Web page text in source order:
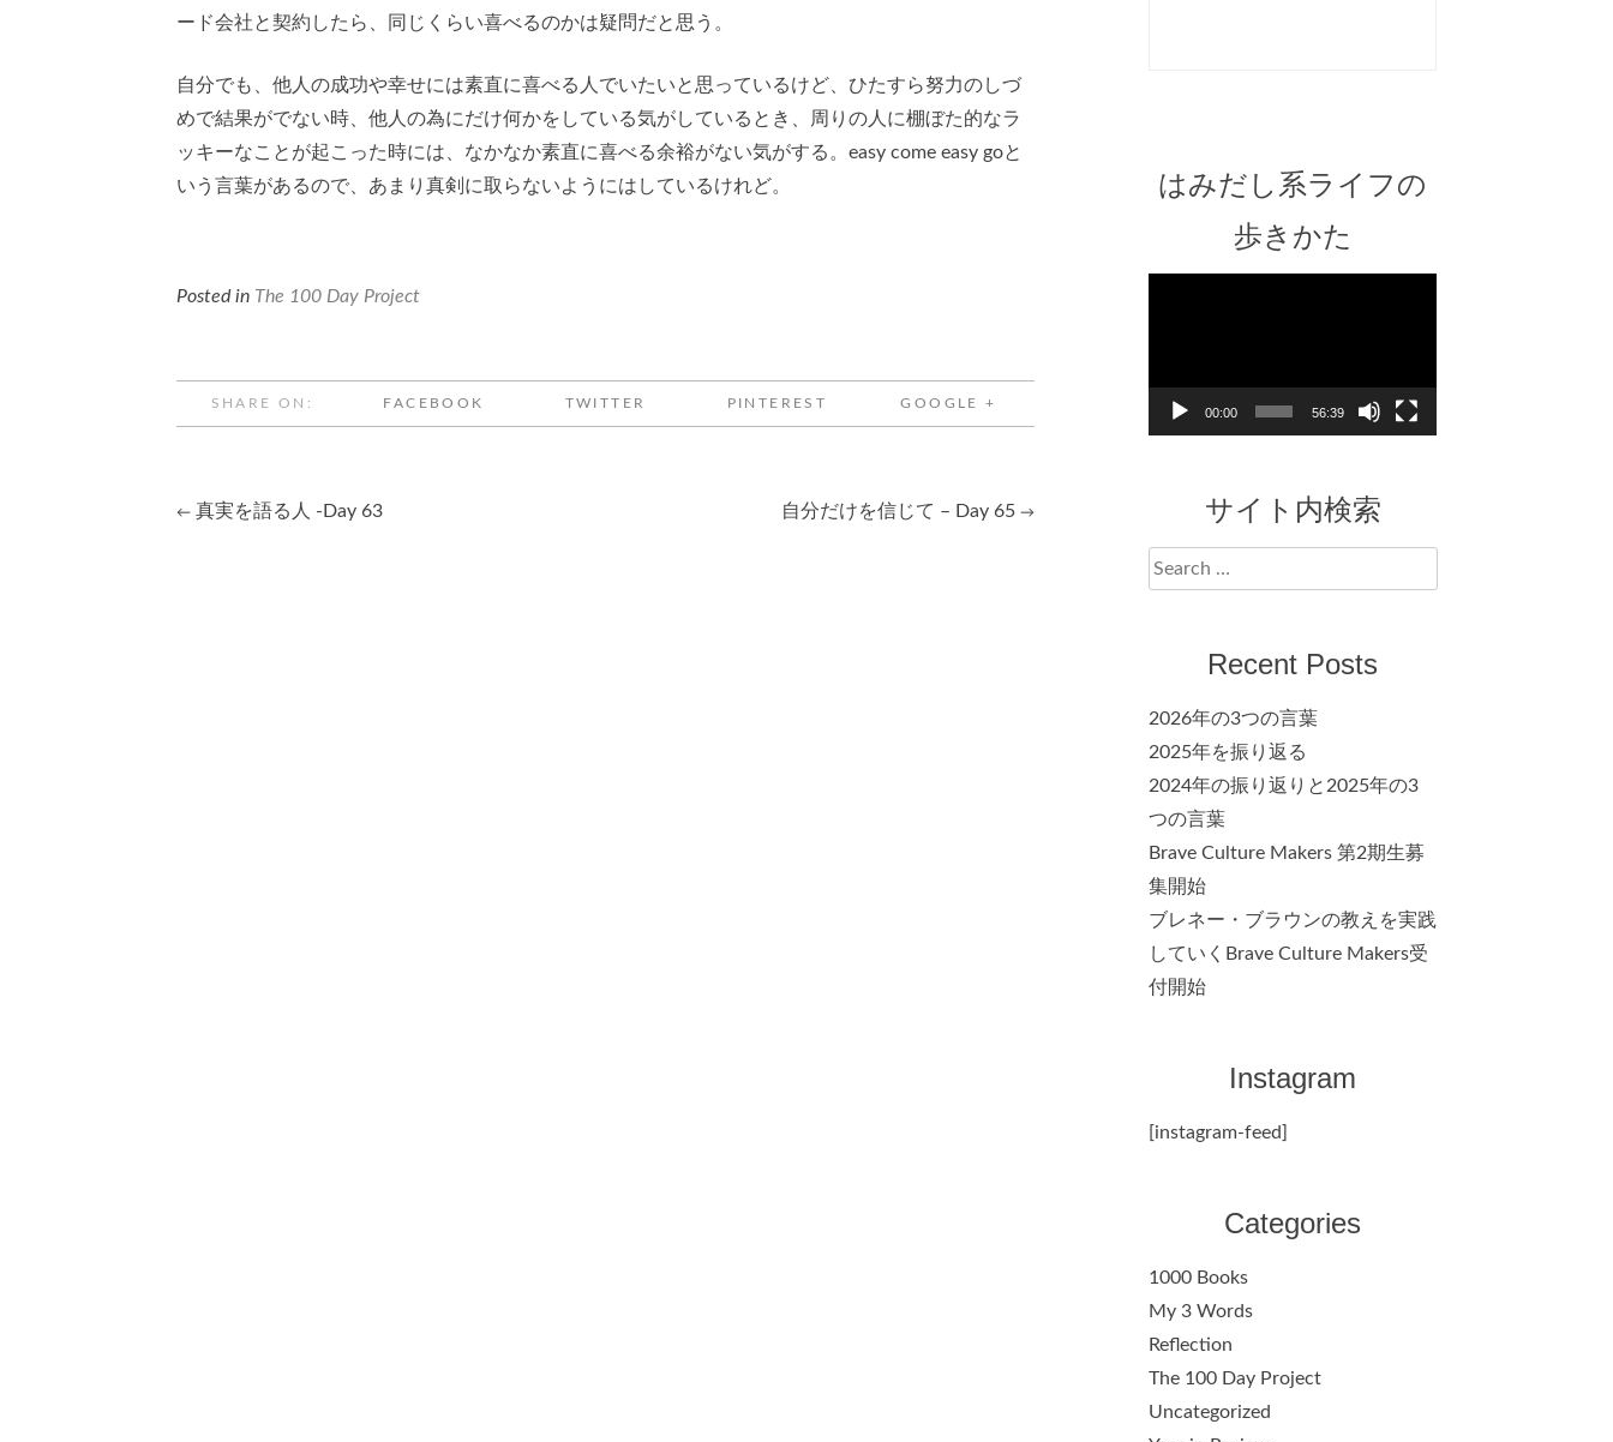
ード会社と契約したら、同じくらい喜べるのかは疑問だと思う。
自分でも、他人の成功や幸せには素直に喜べる人でいたいと思っているけど、ひたすら努力のしづ
めで結果がでない時、他人の為にだけ何かをしている気がしているとき、周りの人に棚ぼた的なラ
ッキーなことが起こった時には、なかなか素直に喜べる余裕がない気がする。easy come easy goと
いう言葉があるので、あまり真剣に取らないようにはしているけれど。
Posted in The 100 Day Project
SHARE ON: FACEBOOK TWITTER PINTEREST GOOGLE +
Post
← 真実を語る人 -Day 63 自分だけを信じて – Day 65 →
はみだし系ライフの
歩きかた
00:00 56:39
サイト内検索
Search
for:
Recent Posts
2026年の3つの言葉
2025年を振り返る
2024年の振り返りと2025年の3
つの言葉
Brave Culture Makers 第2期生募
集開始
ブレネー・ブラウンの教えを実践
していくBrave Culture Makers受
付開始
Instagram
[instagram-feed]
Categories
1000 Books
My 3 Words
Reflection
The 100 Day Project
Uncategorized